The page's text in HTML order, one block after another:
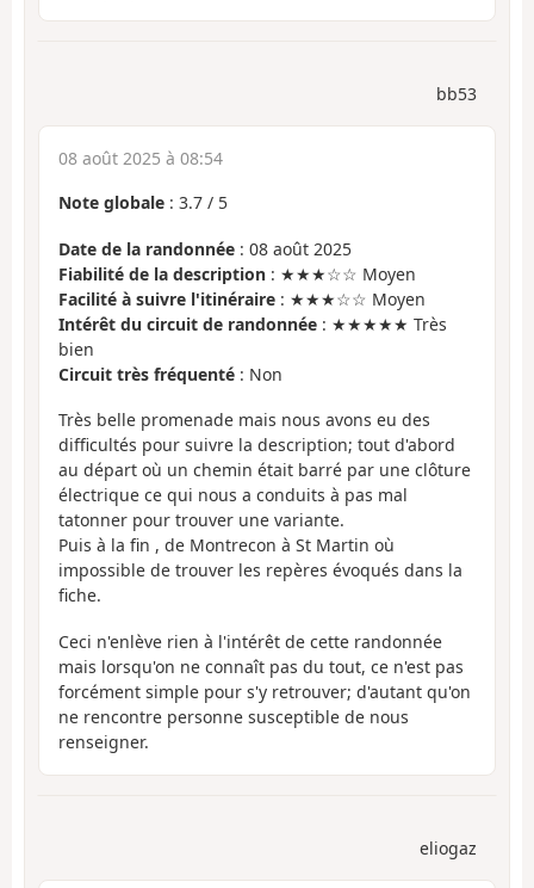
bb53
08 août 2025 à 08:54
Note globale : 3.7 / 5
Date de la randonnée : 08 août 2025
Fiabilité de la description : ★★★☆☆ Moyen
Facilité à suivre l'itinéraire : ★★★☆☆ Moyen
Intérêt du circuit de randonnée : ★★★★★ Très
bien
Circuit très fréquenté : Non
Très belle promenade mais nous avons eu des
difficultés pour suivre la description; tout d'abord
au départ où un chemin était barré par une clôture
électrique ce qui nous a conduits à pas mal
tatonner pour trouver une variante.
Puis à la fin , de Montrecon à St Martin où
impossible de trouver les repères évoqués dans la
fiche.
Ceci n'enlève rien à l'intérêt de cette randonnée
mais lorsqu'on ne connaît pas du tout, ce n'est pas
forcément simple pour s'y retrouver; d'autant qu'on
ne rencontre personne susceptible de nous
renseigner.
eliogaz